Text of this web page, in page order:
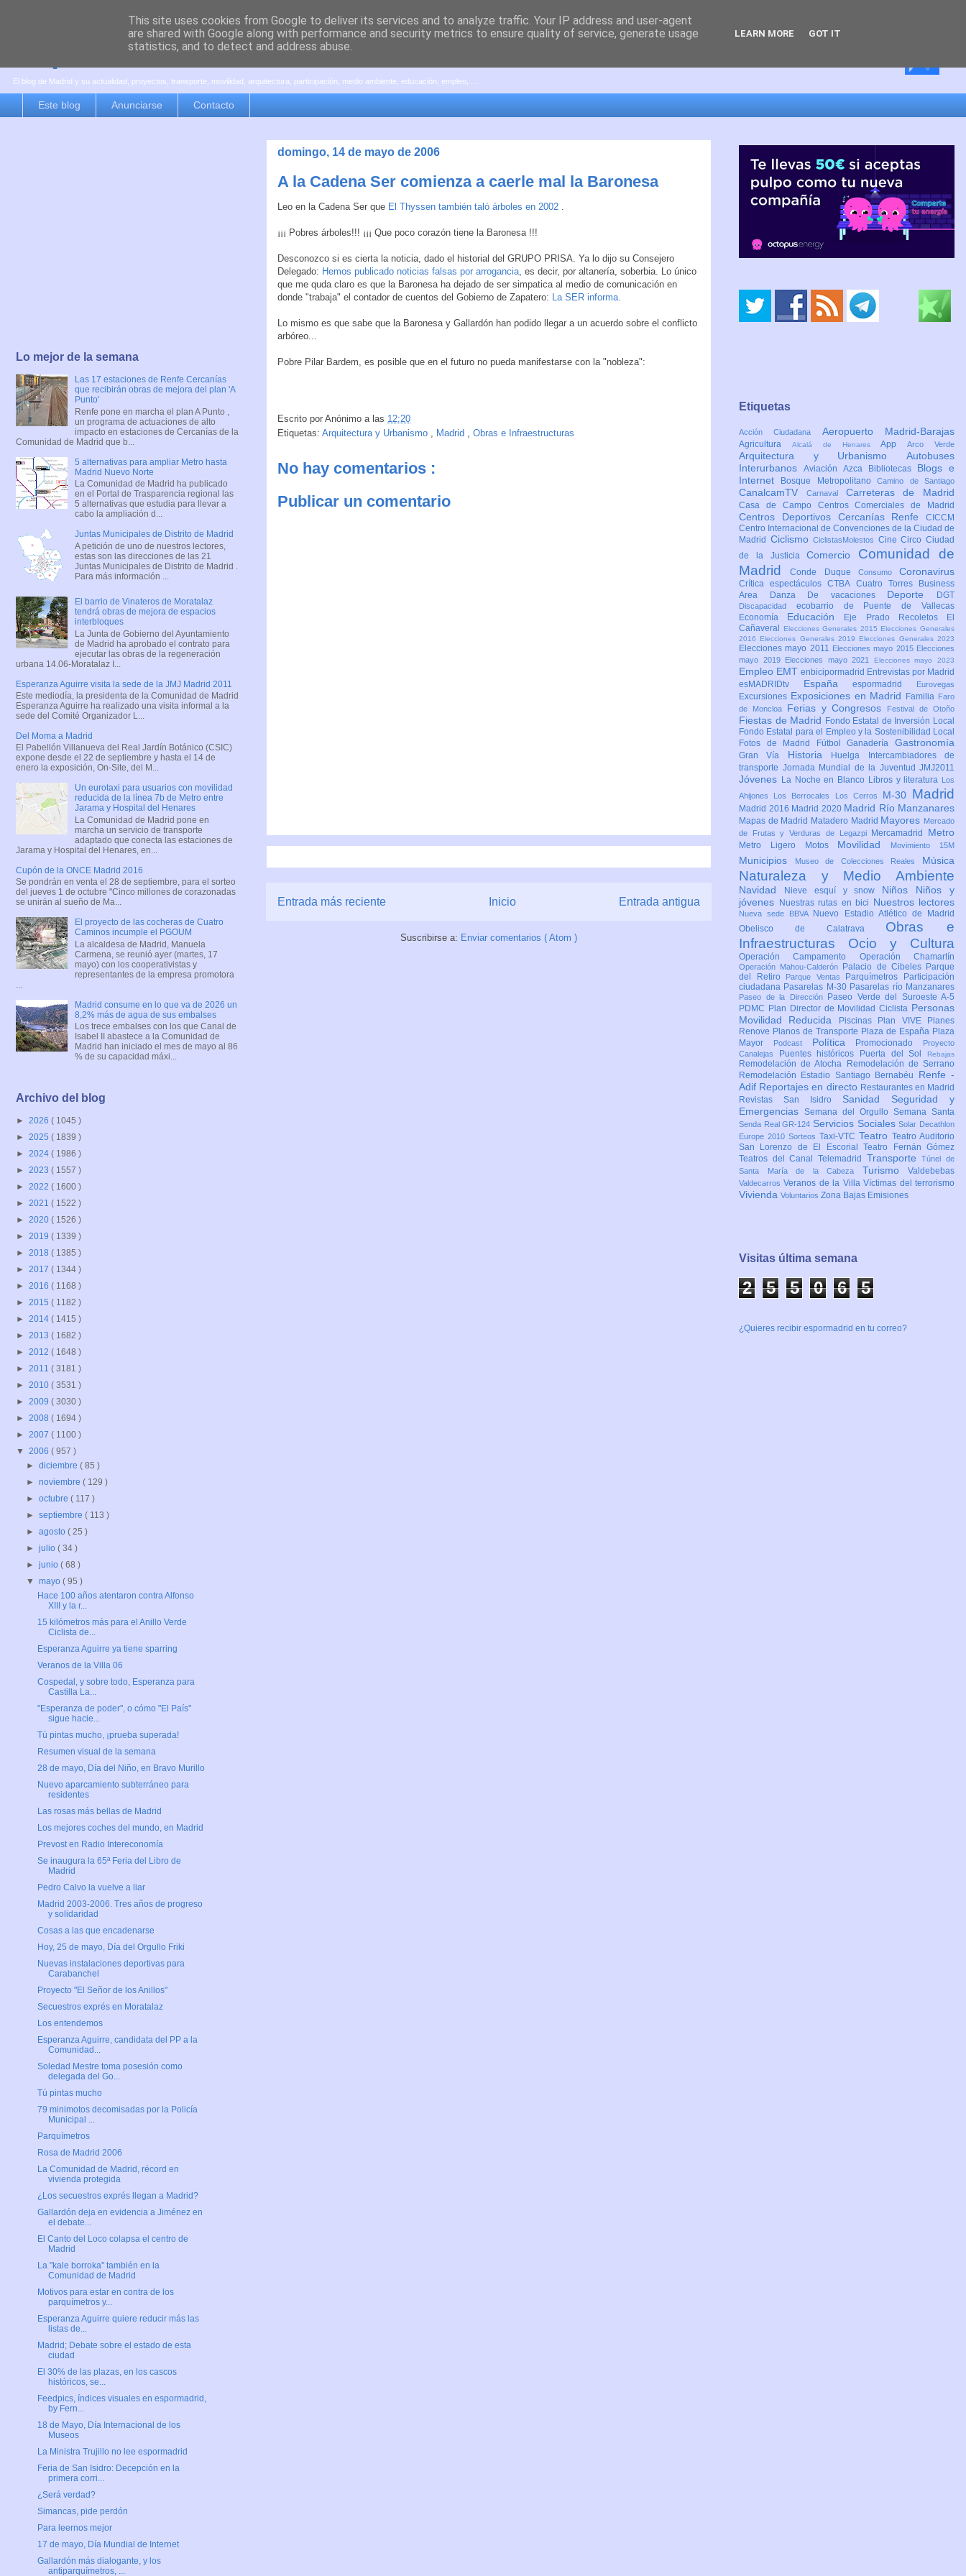
es por madrid
El blog de Madrid y su actualidad, proyectos, transporte, movilidad, arquitectura, participación, medio ambiente, educación, empleo, ...
Este blog Anunciarse Contacto
domingo, 14 de mayo de 2006
A la Cadena Ser comienza a caerle mal la Baronesa
Leo en la Cadena Ser que El Thyssen también taló árboles en 2002
¡¡¡ Pobres árboles!!! ¡¡¡ Que poco corazón tiene la Baronesa !!!
Desconozco si es cierta la noticia, dado el historial del GRUPO PRISA. Ya lo dijo su Consejero
Delegado: Hemos publicado noticias falsas por arrogancia , es decir, por altanería, soberbia. Lo único
que me quda claro es que la Baronesa ha dejado de ser simpatica al medio de comunicación en
donde "trabaja" el contador de cuentos del Gobierno de Zapatero:
La SER informa.
Lo mismo es que sabe que la Baronesa y Gallardón han podido llegar a un acuerdo sobre el conflicto
arbóreo...
Pobre Pilar Bardem, es posible que en el futuro no pueda manifestarse con la "nobleza":
Escrito por Anónimo a las 12:20
Etiquetas: Arquitectura y Urbanismo , Madrid , Obras e Infraestructuras
No hay comentarios :
Publicar un comentario
Entrada más reciente Entrada antigua
Inicio
Suscribirse a: Enviar comentarios ( Atom )
Lo mejor de la semana
Las 17 estaciones de Renfe Cercanías
que recibirán obras de mejora del plan 'A
Punto'
Renfe pone en marcha el plan A Punto ,
un programa de actuaciones de alto
impacto en estaciones de Cercanías de la
Comunidad de Madrid que b...
5 alternativas para ampliar Metro hasta
Madrid Nuevo Norte
La Comunidad de Madrid ha publicado
en el Portal de Trasparencia regional las
5 alternativas que estudia para llevar a
cabo la ampliación d...
Juntas Municipales de Distrito de Madrid
A petición de uno de nuestros lectores,
estas son las direcciones de las 21
Juntas Municipales de Distrito de Madrid .
Para más información ...
El barrio de Vinateros de Moratalaz
tendrá obras de mejora de espacios
interbloques
La Junta de Gobierno del Ayuntamiento
de Madrid ha aprobado el contrato para
ejecutar las obras de la regeneración
urbana 14.06-Moratalaz I...
Esperanza Aguirre visita la sede de la JMJ Madrid 2011
Este mediodía, la presidenta de la Comunidad de Madrid
Esperanza Aguirre ha realizado una visita informal a la
sede del Comité Organizador L...
Del Moma a Madrid
El Pabellón Villanueva del Real Jardín Botánico (CSIC)
expone desde el 22 de septiembre y hasta el 14 de
enero la exposición, On-Site, del M...
Un eurotaxi para usuarios con movilidad
reducida de la línea 7b de Metro entre
Jarama y Hospital del Henares
La Comunidad de Madrid pone en
marcha un servicio de transporte
adaptado que conecta las estaciones de
Jarama y Hospital del Henares, en...
Cupón de la ONCE Madrid 2016
Se pondrán en venta el 28 de septiembre, para el sorteo
del jueves 1 de octubre "Cinco millones de corazonadas
se unirán al sueño de Ma...
El proyecto de las cocheras de Cuatro
Caminos incumple el PGOUM
La alcaldesa de Madrid, Manuela
Carmena, se reunió ayer (martes, 17
mayo) con los cooperativistas y
representantes de la empresa promotora
Madrid consume en lo que va de 2026 un
8,2% más de agua de sus embalses
Los trece embalses con los que Canal de
Isabel II abastece a la Comunidad de
Madrid han iniciado el mes de mayo al 86
% de su capacidad máxi...
Archivo del blog
► 2026 ( 1045 )
► 2025 ( 1839 )
► 2024 ( 1986 )
► 2023 ( 1557 )
► 2022 ( 1600 )
► 2021 ( 1522 )
► 2020 ( 1526 )
► 2019 ( 1339 )
► 2018 ( 1385 )
► 2017 ( 1344 )
► 2016 ( 1168 )
► 2015 ( 1182 )
► 2014 ( 1415 )
► 2013 ( 1682 )
► 2012 ( 1648 )
► 2011 ( 3181 )
► 2010 ( 3531 )
► 2009 ( 3030 )
► 2008 ( 1694 )
► 2007 ( 1100 )
▼ 2006 ( 957 )
►diciembre( 85 )
►noviembre( 129 )
►octubre( 117 )
►septiembre( 113 )
►agosto( 25 )
►julio( 34 )
►junio( 68 )
▼mayo( 95 )
Hace 100 años atentaron contra Alfonso
XIII y la r...
15 kilómetros más para el Anillo Verde
Ciclista de...
Esperanza Aguirre ya tiene sparring
Veranos de la Villa 06
Cospedal, y sobre todo, Esperanza para
Castilla La...
"Esperanza de poder", o cómo "El País"
sigue hacie...
Tú pintas mucho, ¡prueba superada!
Resumen visual de la semana
28 de mayo, Día del Niño, en Bravo Murillo
Nuevo aparcamiento subterráneo para
residentes
Las rosas más bellas de Madrid
Los mejores coches del mundo, en Madrid
Prevost en Radio Intereconomía
Se inaugura la 65ª Feria del Libro de
Madrid
Pedro Calvo la vuelve a liar
Madrid 2003-2006. Tres años de progreso
y solidaridad
Cosas a las que encadenarse
Hoy, 25 de mayo, Día del Orgullo Friki
Nuevas instalaciones deportivas para
Carabanchel
Proyecto "El Señor de los Anillos"
Secuestros exprés en Moratalaz
Los entendemos
Esperanza Aguirre, candidata del PP a la
Comunidad...
Soledad Mestre toma posesión como
delegada del Go...
Tú pintas mucho
79 minimotos decomisadas por la Policía
Municipal ...
Parquímetros
Rosa de Madrid 2006
La Comunidad de Madrid, récord en
vivienda protegida
¿Los secuestros exprés llegan a Madrid?
Gallardón deja en evidencia a Jiménez en
el debate...
El Canto del Loco colapsa el centro de
Madrid
La "kale borroka" también en la
Comunidad de Madrid
Motivos para estar en contra de los
parquímetros y...
Esperanza Aguirre quiere reducir más las
listas de...
Madrid; Debate sobre el estado de esta
ciudad
El 30% de las plazas, en los cascos
históricos, se...
Feedpics, índices visuales en espormadrid,
by Fern...
18 de Mayo, Día Internacional de los
Museos
La Ministra Trujillo no lee espormadrid
Feria de San Isidro: Decepción en la
primera corri...
¿Será verdad?
Simancas, pide perdón
Para leernos mejor
17 de mayo, Día Mundial de Internet
Gallardón más dialogante, y los
antiparquímetros, ...
Etiquetas
Acción Ciudadana Aeropuerto Madrid-Barajas
Agricultura Alcalá de HenaresAppArco Verde
Arquitectura y Urbanismo Autobuses
Interurbanos Aviación Azca Bibliotecas Blogs e
Internet
Bosque MetropolitanoCamino de Santiago
CanalcamTV Carnaval Carreteras de Madrid
Casa de Campo Centros Comerciales de Madrid
Centros Deportivos Cercanías Renfe CICCM
Centro Internacional de Convenciones de la Ciudad de
Madrid CiclismoCiclistasMolestos CineCircoCiudad
de la JusticiaComercio Comunidad de
MadridConde Duque Consumo Coronavirus
Crítica espectáculosCTBA Cuatro Torres Business
Area
Danza De vacaciones Deporte DGT
Discapacidad ecobarrio de Puente de Vallecas
Economía Educación Eje Prado Recoletos
El
Cañaveral
Elecciones Generales 2015 Elecciones Generales
2016 Elecciones Generales 2019 Elecciones Generales 2023
Elecciones mayo 2011 Elecciones mayo 2015 Elecciones
mayo 2019
Elecciones mayo 2021 Elecciones mayo 2023
Empleo EMT enbicipormadrid Entrevistas por Madrid
esMADRIDtv Españaespormadrid Eurovegas
Excursiones Exposiciones en Madrid Familia Faro
de Moncloa
Ferias y Congresos Festival de Otoño
Fiestas de Madrid Fondo Estatal de Inversión Local
Fondo Estatal para el Empleo y la Sostenibilidad Local
Fotos de Madrid
FútbolGanaderíaGastronomía
Gran Vía Historia Huelga
Intercambiadores de
transporte Jornada Mundial de la Juventud JMJ2011
Jóvenes La Noche en Blanco Libros y literatura
Los
Ahijones
Los Berrocales Los Cerros M-30 Madrid
Madrid 2016 Madrid 2020 Madrid Río Manzanares
Mapas de Madrid Matadero Madrid Mayores Mercado
de Frutas y Verduras de Legazpi
Mercamadrid Metro
Metro Ligero Motos Movilidad Movimiento 15M
Municipios Museo de Colecciones Reales Música
Naturaleza y Medio Ambiente
Navidad Nieve esquí y snow Niños Niños y
jóvenes
Nuestras rutas en bici Nuestros lectores
Nueva sede BBVA
Nuevo Estadio Atlético de Madrid
Obelisco de Calatrava Obras e
Infraestructuras Ocio y Cultura
Operación Campamento Operación Chamartín
Operación Mahou-Calderón Palacio de Cibeles Parque
del Retiro
Parque Ventas Parquímetros
Participación
ciudadana Pasarelas M-30 Pasarelas río Manzanares
Paseo de la Dirección
Paseo Verde del Suroeste A-5
PDMC Plan Director de Movilidad Ciclista Personas
Movilidad Reducida
Piscinas Plan VIVE
Planes
Renove Planos de Transporte Plaza de España Plaza
Mayor
Podcast Política Promocionado
Proyecto
Canalejas
Puentes históricos Puerta del Sol Rebajas
Remodelación de Atocha
Remodelación de Serrano
Remodelación Estadio Santiago Bernabéu Renfe -
Adif Reportajes en directo Restaurantes en Madrid
Revistas San Isidro Sanidad Seguridad y
Emergencias Semana del Orgullo Semana Santa
Senda Real GR-124 Servicios SocialesSolar Decathlon
Europe 2010 Sorteos Taxi-VTC Teatro Teatro Auditorio
San Lorenzo de El EscorialTeatro Fernán Gómez
Teatros del Canal Telemadrid TransporteTúnel de
Santa María de la Cabeza Turismo Valdebebas
ValdecarrosVeranos de la VillaVíctimas del terrorismo
Vivienda Voluntarios Zona Bajas Emisiones
Visitas última semana
2 5 5 0 6 5
¿Quieres recibir espormadrid en tu correo?
This site uses cookies from Google to deliver its services and to analyze traffic. Your IP address and user-agent
are shared with Google along with performance and security metrics to ensure quality of service, generate usage
statistics, and to detect and address abuse.
LEARN MORE GOT IT